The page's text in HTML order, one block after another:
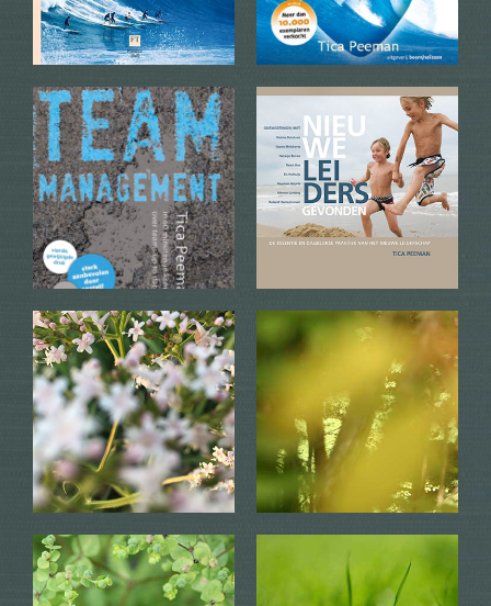
info + bestellen info + bestellen
Korte zitmeditatie
info + bestellen
Lange bodyscan
info + bestellen
Uitslag Bliksem Teammeter
info + bestellen
PIP model
info + bestellen